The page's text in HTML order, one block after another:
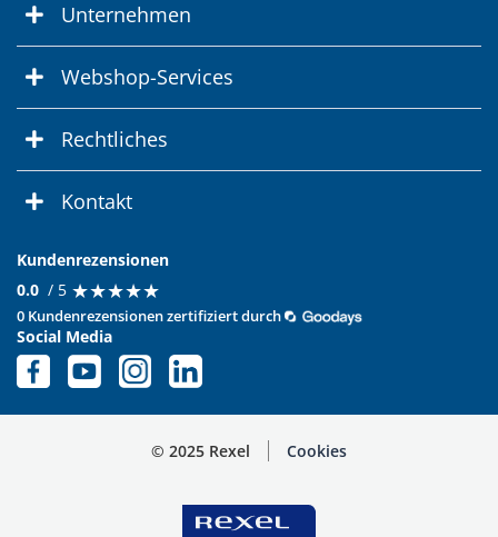
Unternehmen
Webshop-Services
Rechtliches
Kontakt
Kundenrezensionen
0.0 / 5 ★★★★★
★★★★★
0 Kundenrezensionen zertifiziert durch
Social Media
© 2025 Rexel Cookies